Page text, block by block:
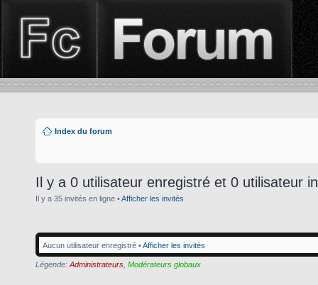
Index du forum
Il y a 0 utilisateur enregistré et 0 utilisateur
Il y a 35 invités en ligne •Afficher les invités
Aucun utilisateur enregistré •Afficher les invités
Légende: Administrateurs Modérateurs globaux